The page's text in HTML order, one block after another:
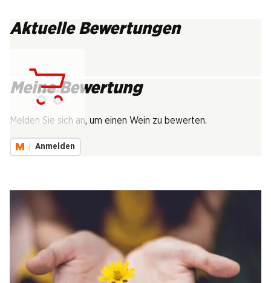
Aktuelle Bewertungen
Meine Bewertung
Melden Sie sich an, um einen Wein zu bewerten.
Anmelden